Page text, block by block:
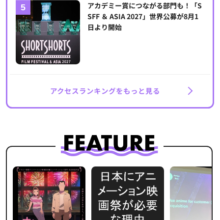
アカデミー賞につながる部門も！「S
SFF ＆ ASIA 2027」世界公募が8月1
日より開始
アクセスランキングをもっと見る